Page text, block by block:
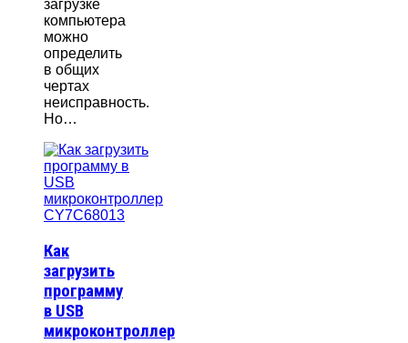
загрузке
компьютера
можно
определить
в общих
чертах
неисправность.
Но…
Как
загрузить
программу
в USB
микроконтроллер